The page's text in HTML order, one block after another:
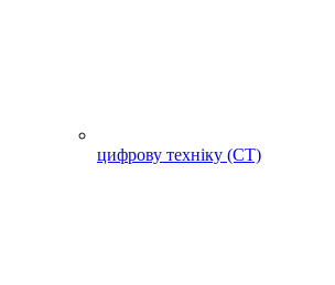
цифрову техніку (CT)